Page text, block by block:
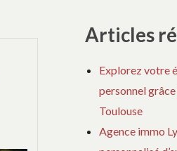
Articles
Explorez votre
personnel
Toulouse
Agence immo